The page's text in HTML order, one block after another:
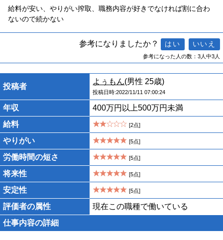
給料が安い、やりがい搾取、職務内容が好きでなければ割に合わ
ないので続かない
参考になりましたか？
参考になった人の数：3人中3人
投稿者
よぅもん(男性 25歳)
投稿日時:2022/11/11 07:00:24
年収
400万円以上500万円未満
給料
[2点]
やりがい [5点]
労働時間の短さ [5点]
将来性 [5点]
安定性 [5点]
評価者の属性
現在この職種で働いている
仕事内容の詳細